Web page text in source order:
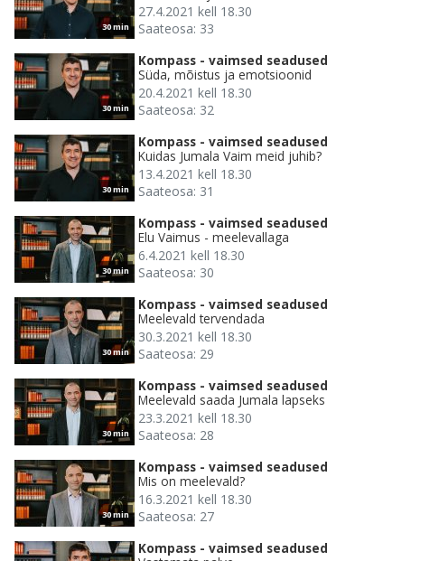
30 min
27.4.2021 kell 18.30
Saateosa: 33
30 min
Kompass - vaimsed seadused
Süda, mõistus ja emotsioonid
20.4.2021 kell 18.30
Saateosa: 32
30 min
Kompass - vaimsed seadused
Kuidas Jumala Vaim meid juhib?
13.4.2021 kell 18.30
Saateosa: 31
30 min
Kompass - vaimsed seadused
Elu Vaimus - meelevallaga
6.4.2021 kell 18.30
Saateosa: 30
30 min
Kompass - vaimsed seadused
Meelevald tervendada
30.3.2021 kell 18.30
Saateosa: 29
30 min
Kompass - vaimsed seadused
Meelevald saada Jumala lapseks
23.3.2021 kell 18.30
Saateosa: 28
30 min
Kompass - vaimsed seadused
Mis on meelevald?
16.3.2021 kell 18.30
Saateosa: 27
Kompass - vaimsed seadused